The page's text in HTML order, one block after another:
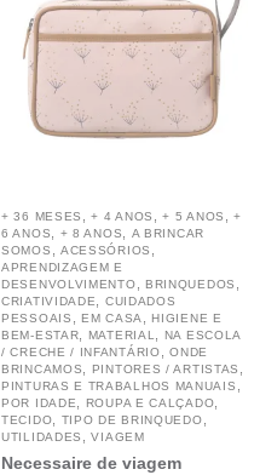
+ 36 MESES ,+ 4 ANOS ,+ 5 ANOS ,+
6 ANOS
+ 8 ANOS
A BRINCAR
SOMOS
ACESSÓRIOS
APRENDIZAGEM E
DESENVOLVIMENTO
BRINQUEDOS
CRIATIVIDADE
CUIDADOS
PESSOAIS
EM CASA
HIGIENE E
BEM-ESTAR
MATERIAL
NA ESCOLA
/ CRECHE / INFANTÁRIO
,ONDE
BRINCAMOS
PINTORES / ARTISTAS
PINTURAS E TRABALHOS MANUAIS
POR IDADE ROUPA E CALÇADO
TECIDO TIPO DE BRINQUEDO
UTILIDADES ,VIAGEM
Necessaire de viagem